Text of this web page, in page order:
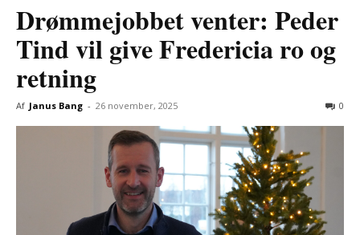
Drømmejobbet venter: Peder
Tind vil give Fredericia ro og
retning
Af Janus Bang - 26 november, 2025 0